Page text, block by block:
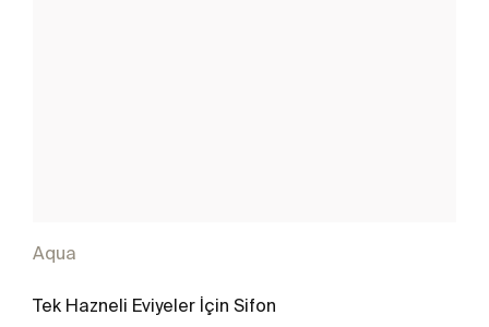
Aqua
Tek Hazneli Eviyeler İçin Sifon